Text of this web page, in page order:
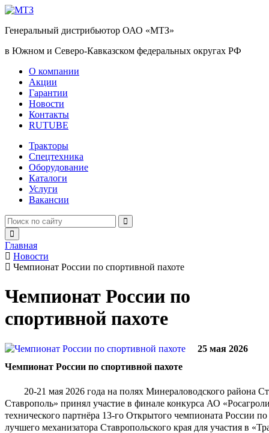
Генеральный дистрибьютор ОАО «МТЗ»
в Южном и Северо-Кавказском федеральных округах РФ
О компании
Акции
Гарантии
Новости
Контакты
RUTUBE
Тракторы
Спецтехника
Оборудование
Каталоги
Услуги
Вакансии
Главная
Новости
Чемпионат России по спортивной пахоте
Чемпионат России по
спортивной пахоте
25 мая 2026
Чемпионат России по спортивной пахоте
20-21 мая 2026 года на полях Минераловодского района
Ставрополь» принял участие в финале конкурса АО
технического партнёра 13-го Открытого чемпионата России
лучшего механизатора Ставропольского края для участия в